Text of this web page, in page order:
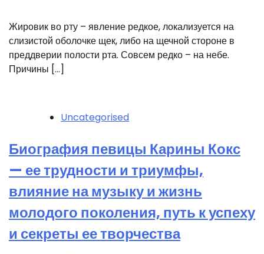
Жировик во рту – явление редкое, локализуется на
слизистой оболочке щек, либо на щечной стороне в
преддверии полости рта. Совсем редко – на небе.
Причины […]
Uncategorised
Биография певицы Карины Кокс
— ее трудности и триумфы,
влияние на музыку и жизнь
молодого поколения, путь к успеху
и секреты ее творчества